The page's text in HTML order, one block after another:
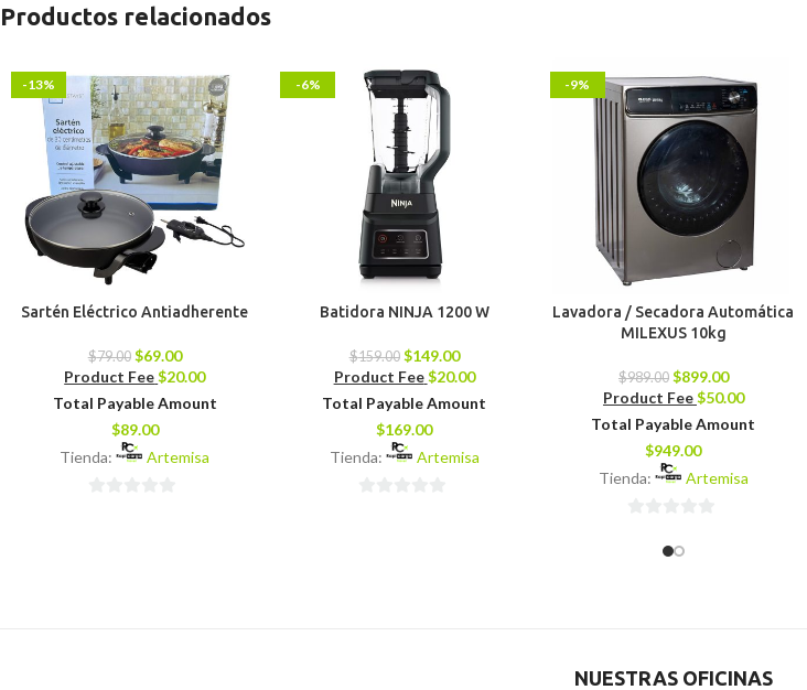
Productos relacionados
-13%
Sartén Eléctrico Antiadherente
$79.00 $69.00
Product Fee$20.00
Total Payable Amount
$89.00
Tienda:
Artemisa
-6%
Batidora NINJA 1200 W
$159.00 $149.00
Product Fee $20.00
Total Payable Amount
$169.00
Tienda:
Artemisa
-9%
Lavadora / Secadora Automática
MILEXUS 10kg
$989.00 $899.00
Product Fee$50.00
Total Payable Amount
$949.00
Tienda:
Artemisa
NUESTRAS OFICINAS